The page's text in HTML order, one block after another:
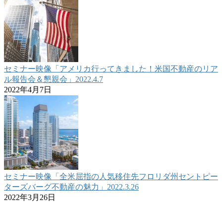
セミナー映像「アメリカ行ってきました！米国不動産のリア
ル報告会＆懇親会」2022.4.7
2022年4月7日
セミナー映像「全米屈指の人気移住先フロリダ州セントピー
ターズバーグ不動産の魅力」2022.3.26
2022年3月26日